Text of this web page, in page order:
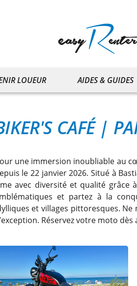
LOUEUR AIDES & GUIDES
CAFÉ |
une immersion inoubliable au
le 22 janvier 2026. Situé à
avec diversité et qualité grâce
et partez à la
et villages pittoresques.
Réservez votre moto